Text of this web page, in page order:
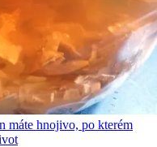
máte hnojivo, po kterém